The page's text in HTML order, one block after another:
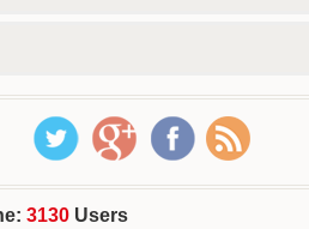
:3130 Users